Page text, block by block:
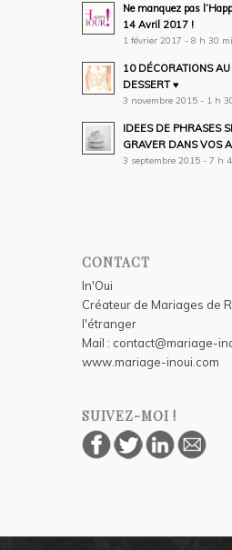
Ne manquez pas
14 Avril 2017 !
1 février 2017 - 8 h 30
10 DÉCORATIONS
DESSERT ♥
3 novembre 2015 - 1 h
IDEES DE PHRASES
GRAVER DANS VOS
3 septembre 2015 - 7 h
CONTACT
In'Oui
Créateur de Mariages de
l'étranger
Mail : contact@mariage-
www.mariage-inoui.com
SUIVEZ-MOI !